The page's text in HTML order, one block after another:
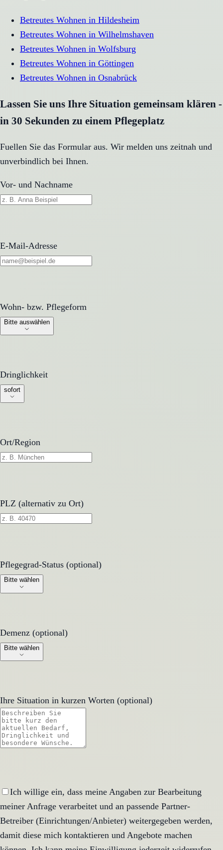
Betreutes Wohnen in Hildesheim
Betreutes Wohnen in Wilhelmshaven
Betreutes Wohnen in Wolfsburg
Betreutes Wohnen in Göttingen
Betreutes Wohnen in Osnabrück
Lassen Sie uns Ihre Situation gemeinsam klären -
in 30 Sekunden zu einem Pflegeplatz
Fuellen Sie das Formular aus. Wir melden uns zeitnah und
unverbindlich bei Ihnen.
Vor- und Nachname
E-Mail-Adresse
Wohn- bzw. Pflegeform
Wohn- bzw. Pflegeform
Bitte auswählen
Dringlichkeit
Dringlichkeit
sofort
Ort/Region
PLZ (alternativ zu Ort)
Pflegegrad-Status (optional)
Pflegegrad-Status (optional)
Bitte wählen
Demenz (optional)
Demenz (optional)
Bitte wählen
Ihre Situation in kurzen Worten (optional)
Ich willige ein, dass meine Angaben zur Bearbeitung
meiner Anfrage verarbeitet und an passende Partner-
Betreiber (Einrichtungen/Anbieter) weitergegeben werden,
damit diese mich kontaktieren und Angebote machen